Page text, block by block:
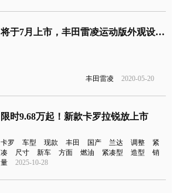
将于7月上市，丰田雷凌运动版外观设计确认了
丰田雷凌 2020-05-20
限时9.68万起！新款卡罗拉锐放上市
卡罗 车型 现款 丰田 国产 兰达 调整
紧
凑
尺寸 新车 方面 燃油 紧凑型 造型
销
量
2025-10-28